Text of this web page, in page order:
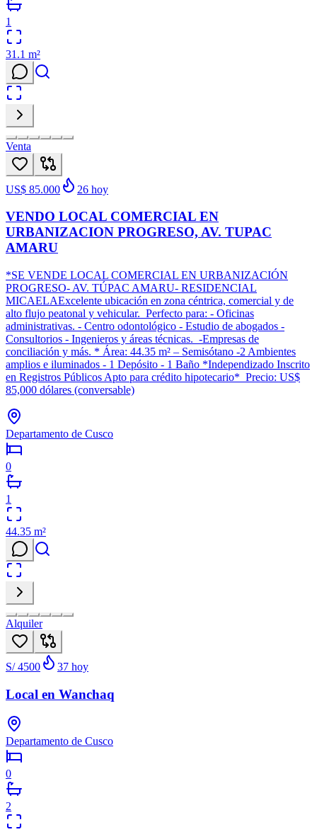
1
31.1 m²
Venta
US$ 85.000 26 hoy
VENDO LOCAL COMERCIAL EN
URBANIZACION PROGRESO, AV. TUPAC
AMARU
*SE VENDE LOCAL COMERCIAL EN URBANIZACIÓN
PROGRESO- AV. TÚPAC AMARU- RESIDENCIAL
MICAELAExcelente ubicación en zona céntrica, comercial y de
alto flujo peatonal y vehicular. Perfecto para: - Oficinas
administrativas. - Centro odontológico - Estudio de abogados -
Consultorios - Ingenieros y áreas técnicas. -Empresas de
conciliación y más. * Área: 44.35 m² – Semisótano -2 Ambientes
amplios e iluminados - 1 Depósito - 1 Baño *Independizado Inscrito
en Registros Públicos Apto para crédito hipotecario* Precio: US$
85,000 dólares (conversable)
Departamento de Cusco
0
1
44.35 m²
Alquiler
S/ 4500 37 hoy
Local en Wanchaq
Departamento de Cusco
0
2